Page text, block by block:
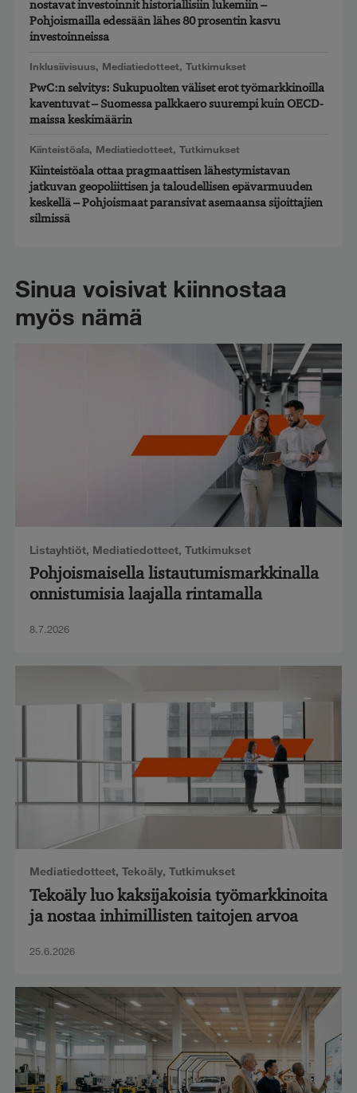
nostavat investoinnit historiallisiin lukemiin –
Pohjoismailla edessään lähes 80 prosentin kasvu
investoinneissa
Inklusiivisuus, Mediatiedotteet, Tutkimukset
PwC:n selvitys: Sukupuolten väliset erot työmarkkinoilla
kaventuvat – Suomessa palkkaero suurempi kuin OECD-
maissa keskimäärin
Kiinteistöala, Mediatiedotteet, Tutkimukset
Kiinteistöala ottaa pragmaattisen lähestymistavan
jatkuvan geopoliittisen ja taloudellisen epävarmuuden
keskellä – Pohjoismaat paransivat asemaansa sijoittajien
silmissä
Sinua voisivat kiinnostaa
myös nämä
Listayhtiöt, Mediatiedotteet, Tutkimukset
Pohjoismaisella listautumismarkkinalla
onnistumisia laajalla rintamalla
8.7.2026
Mediatiedotteet, Tekoäly, Tutkimukset
Tekoäly luo kaksijakoisia työmarkkinoita
ja nostaa inhimillisten taitojen arvoa
25.6.2026